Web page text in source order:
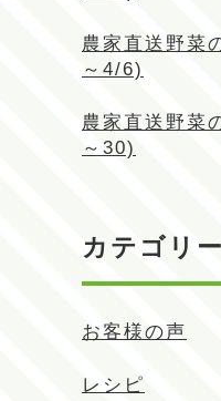
農家直送野菜
～4/6)
農家直送野菜
～30)
カテゴリー
お客様の声
レシピ